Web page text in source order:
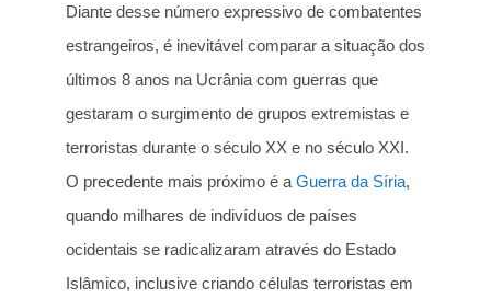
Diante desse número expressivo de combatentes
estrangeiros, é inevitável comparar a situação dos
últimos 8 anos na Ucrânia com guerras que
gestaram o surgimento de grupos extremistas e
terroristas durante o século XX e no século XXI.
O precedente mais próximo é a Guerra da Síria,
quando milhares de indivíduos de países
ocidentais se radicalizaram através do Estado
Islâmico, inclusive criando células terroristas em